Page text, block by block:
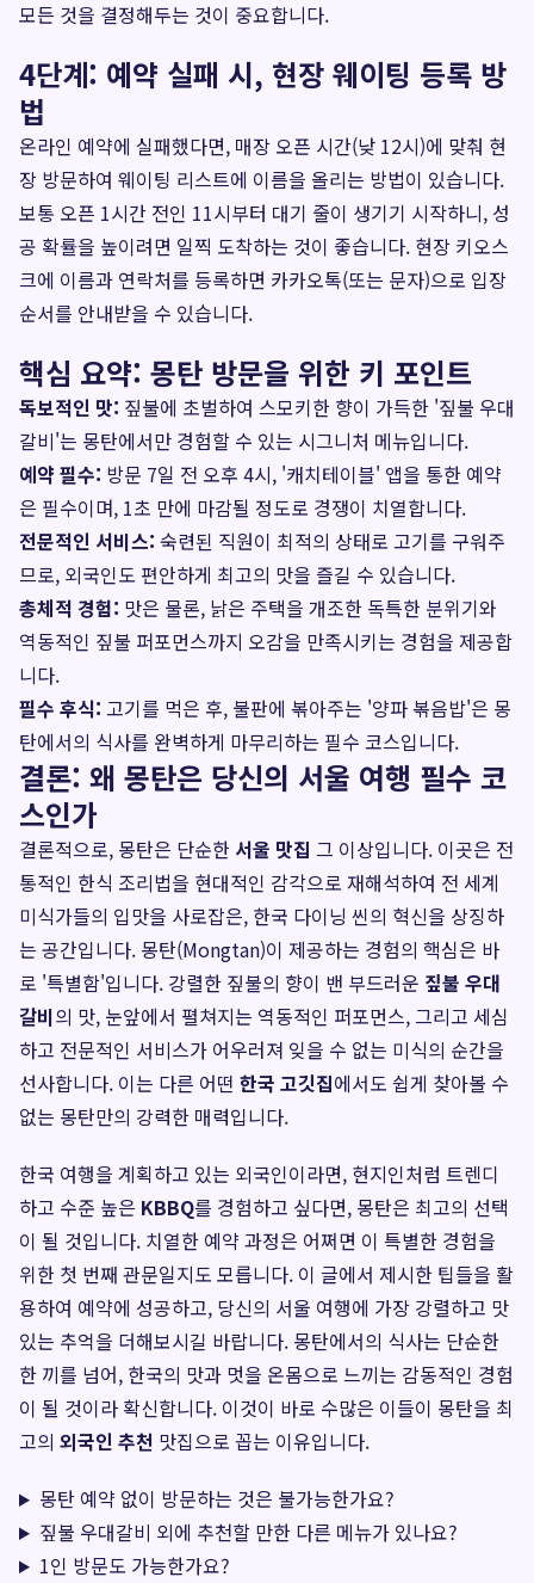
모든 것을 결정해두는 것이 중요합니다.
4단계: 예약 실패 시, 현장 웨이팅 등록 방
법
온라인 예약에 실패했다면, 매장 오픈 시간(낮 12시)에 맞춰 현
장 방문하여 웨이팅 리스트에 이름을 올리는 방법이 있습니다.
보통 오픈 1시간 전인 11시부터 대기 줄이 생기기 시작하니, 성
공 확률을 높이려면 일찍 도착하는 것이 좋습니다. 현장 키오스
크에 이름과 연락처를 등록하면 카카오톡(또는 문자)으로 입장
순서를 안내받을 수 있습니다.
핵심 요약: 몽탄 방문을 위한 키 포인트
독보적인 맛: 짚불에 초벌하여 스모키한 향이 가득한 '짚불 우대
갈비'는 몽탄에서만 경험할 수 있는 시그니처 메뉴입니다.
예약 필수: 방문 7일 전 오후 4시, '캐치테이블' 앱을 통한 예약
은 필수이며, 1초 만에 마감될 정도로 경쟁이 치열합니다.
전문적인 서비스: 숙련된 직원이 최적의 상태로 고기를 구워주
므로, 외국인도 편안하게 최고의 맛을 즐길 수 있습니다.
총체적 경험: 맛은 물론, 낡은 주택을 개조한 독특한 분위기와
역동적인 짚불 퍼포먼스까지 오감을 만족시키는 경험을 제공합
니다.
필수 후식: 고기를 먹은 후, 불판에 볶아주는 '양파 볶음밥'은 몽
탄에서의 식사를 완벽하게 마무리하는 필수 코스입니다.
결론: 왜 몽탄은 당신의 서울 여행 필수 코
스인가
결론적으로, 몽탄은 단순한 서울 맛집 그 이상입니다. 이곳은 전
통적인 한식 조리법을 현대적인 감각으로 재해석하여 전 세계
미식가들의 입맛을 사로잡은, 한국 다이닝 씬의 혁신을 상징하
는 공간입니다. 몽탄(Mongtan)이 제공하는 경험의 핵심은 바
로 '특별함'입니다. 강렬한 짚불의 향이 밴 부드러운 짚불 우대
갈비의 맛, 눈앞에서 펼쳐지는 역동적인 퍼포먼스, 그리고 세심
하고 전문적인 서비스가 어우러져 잊을 수 없는 미식의 순간을
선사합니다. 이는 다른 어떤 한국 고깃집에서도 쉽게 찾아볼 수
없는 몽탄만의 강력한 매력입니다.
한국 여행을 계획하고 있는 외국인이라면, 현지인처럼 트렌디
하고 수준 높은 KBBQ를 경험하고 싶다면, 몽탄은 최고의 선택
이 될 것입니다. 치열한 예약 과정은 어쩌면 이 특별한 경험을
위한 첫 번째 관문일지도 모릅니다. 이 글에서 제시한 팁들을 활
용하여 예약에 성공하고, 당신의 서울 여행에 가장 강렬하고 맛
있는 추억을 더해보시길 바랍니다. 몽탄에서의 식사는 단순한
한 끼를 넘어, 한국의 맛과 멋을 온몸으로 느끼는 감동적인 경험
이 될 것이라 확신합니다. 이것이 바로 수많은 이들이 몽탄을 최
고의 외국인 추천 맛집으로 꼽는 이유입니다.
몽탄 예약 없이 방문하는 것은 불가능한가요?
짚불 우대갈비 외에 추천할 만한 다른 메뉴가 있나요?
1인 방문도 가능한가요?